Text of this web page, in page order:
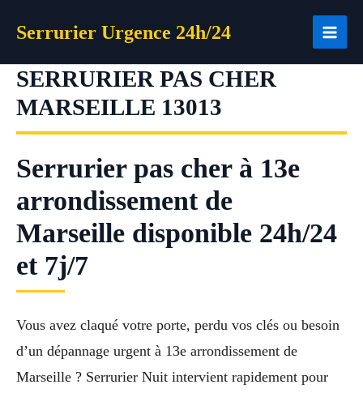
Serrurier Urgence 24h/24
SERRURIER PAS CHER
MARSEILLE 13013
Serrurier pas cher à 13e
arrondissement de
Marseille disponible 24h/24
et 7j/7
Vous avez claqué votre porte, perdu vos clés ou besoin
d’un dépannage urgent à 13e arrondissement de
Marseille ? Serrurier Nuit intervient rapidement pour